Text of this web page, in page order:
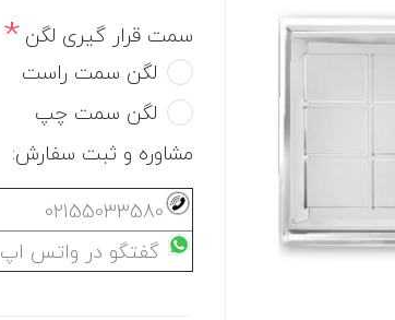
سمت قرار گیری لگن*
لگن سمت راست
لگن سمت چپ
مشاوره و ثبت سفارش:
02155033580
گفتگو در واتس اپ